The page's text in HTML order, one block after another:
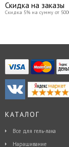
Скидка на заказы
Скидка 5% на сумму от
КАТАЛОГ
Все для гель-лака
Наращивание